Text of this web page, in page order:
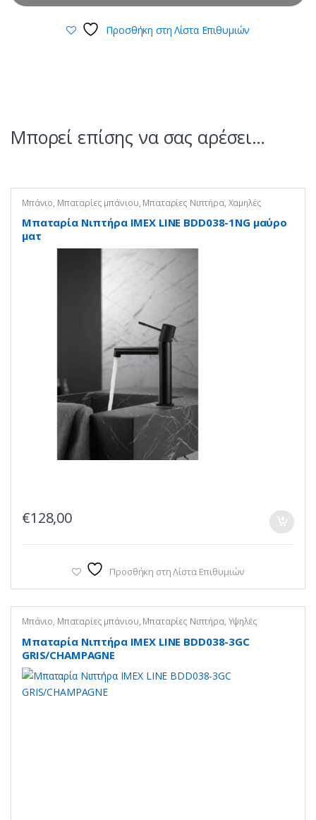
Προσθήκη στη Λίστα Επιθυμιών
Μπορεί επίσης να σας αρέσει…
Μπάνιο, Μπαταρίες μπάνιου, Μπαταρίες Νιπτήρα, Χαμηλές
Μπαταρία Νιπτήρα IMEX LINE BDD038-1NG μαύρο
ματ
€128,00
Προσθήκη στη Λίστα Επιθυμιών
Μπάνιο, Μπαταρίες μπάνιου, Μπαταρίες Νιπτήρα, Υψηλές
Μπαταρία Νιπτήρα IMEX LINE BDD038-3GC
GRIS/CHAMPAGNE